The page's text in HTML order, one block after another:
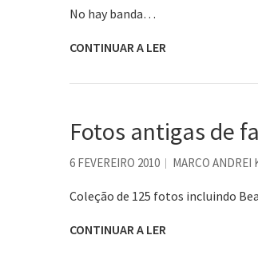
No hay banda…
CONTINUAR A LER
Fotos antigas de
6 FEVEREIRO 2010 MARCO ANDREI
Coleção de 125 fotos incluindo
CONTINUAR A LER